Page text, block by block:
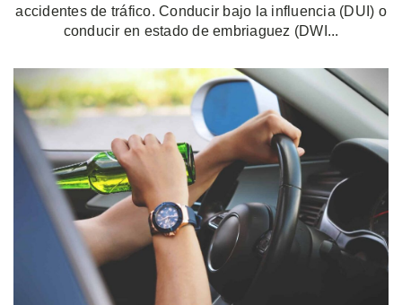
accidentes de tráfico. Conducir bajo la influencia (DUI) o
conducir en estado de embriaguez (DWI...